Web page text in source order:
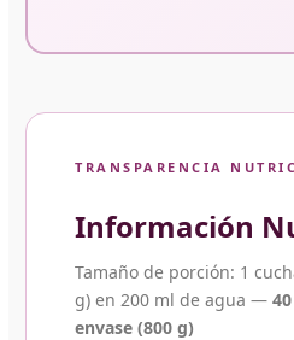
TRANSPARENCIA
Información
Tamaño de porción: 1
g) en 200 ml de agua —
envase (800 g)